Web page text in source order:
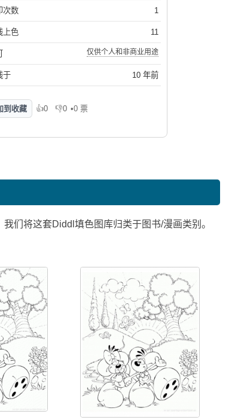
次数 1
上色 11
仅供个人和非商业用途
于 10 年前
到收藏 👍0
喜欢 👎0
不喜欢
•0 票
们将这套Diddl填色图库归类于图书/漫画类别。